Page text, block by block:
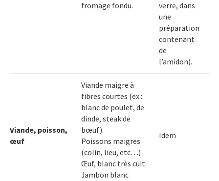
fromage fondu.
verre, dans
une
préparation
contenant
de
l’amidon).
Viande, poisson,
œuf
Viande maigre à
fibres courtes (ex :
blanc de poulet, de
dinde, steak de
bœuf).
Poissons maigres
(colin, lieu, etc…)
Œuf, blanc très cuit.
Jambon blanc
Idem